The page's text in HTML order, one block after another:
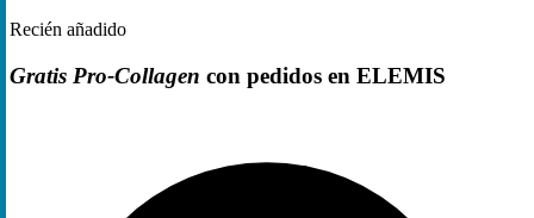
Recién añadido
Gratis Pro-Collagen con pedidos en ELEMIS